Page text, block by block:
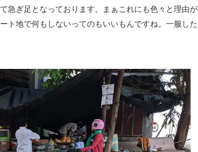
急ぎ足となっております。まぁこれにも色々と理由が
ト地で何もしないってのもいいもんですね。一服した